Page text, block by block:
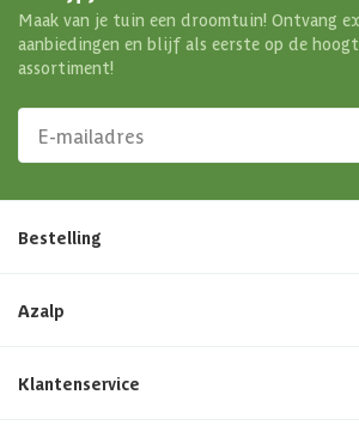
Maak van je tuin een droomtuin! Ontvang
aanbiedingen en blijf als eerste op de
assortiment!
Bestelling
Azalp
Klantenservice